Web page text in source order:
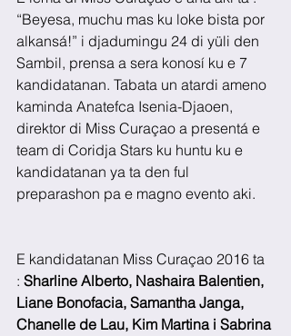
“Beyesa, muchu mas ku loke bista por
alkansá!” i djadumingu 24 di yüli den
Sambil, prensa a sera konosí ku e 7
kandidatanan. Tabata un atardi ameno
kaminda Anatefca Isenia-Djaoen,
direktor di Miss Curaçao a presentá e
team di Coridja Stars ku huntu ku e
kandidatanan ya ta den ful
preparashon pa e magno evento aki.
E kandidatanan Miss Curaçao 2016 ta
: Sharline Alberto, Nashaira Balentien,
Liane Bonofacia, Samantha Janga,
Chanelle de Lau, Kim Martina i Sabrina